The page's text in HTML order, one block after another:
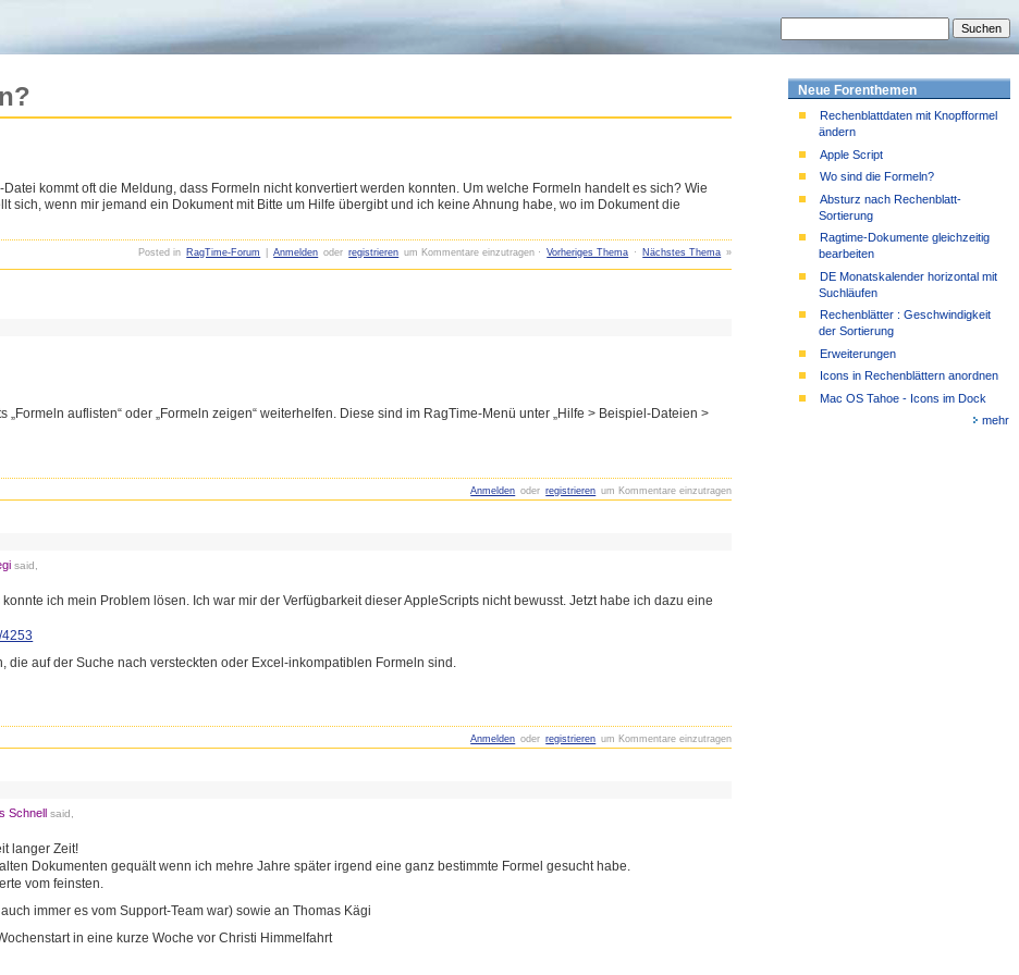
kommt oft die Meldung, dass Formeln nicht konvertiert werden konnten. Um welche Formeln handelt es sich? Wie
sich, wenn mir jemand ein Dokument mit Bitte um Hilfe übergibt und ich keine Ahnung habe, wo im Dokument die
Posted in RagTime-Forum Anmelden oder registrieren um Kommentare einzutragen · Vorheriges Thema · Nächstes Thema »
„Formeln auflisten“ oder „Formeln zeigen“ weiterhelfen. Diese sind im RagTime-Menü unter „Hilfe > Beispiel-Dateien >
Anmelden oder registrieren um Kommentare einzutragen
said,
ich mein Problem lösen. Ich war mir der Verfügbarkeit dieser AppleScripts nicht bewusst. Jetzt habe ich dazu eine
4253
die auf der Suche nach versteckten oder Excel-inkompatiblen Formeln sind.
Anmelden oder registrieren um Kommentare einzutragen
Schnell said,
langer Zeit!
Dokumenten gequält wenn ich mehre Jahre später irgend eine ganz bestimmte Formel gesucht habe.
vom feinsten.
immer es vom Support-Team war) sowie an Thomas Kägi
in eine kurze Woche vor Christi Himmelfahrt
Neue Forenthemen
Rechenblattdaten mit Knopfformel
ändern
Apple Script
Wo sind die Formeln?
Absturz nach Rechenblatt-
Sortierung
Ragtime-Dokumente gleichzeitig
bearbeiten
DE Monatskalender horizontal mit
Suchläufen
Rechenblätter : Geschwindigkeit
der Sortierung
Erweiterungen
Icons in Rechenblättern anordnen
Mac OS Tahoe - Icons im Dock
mehr